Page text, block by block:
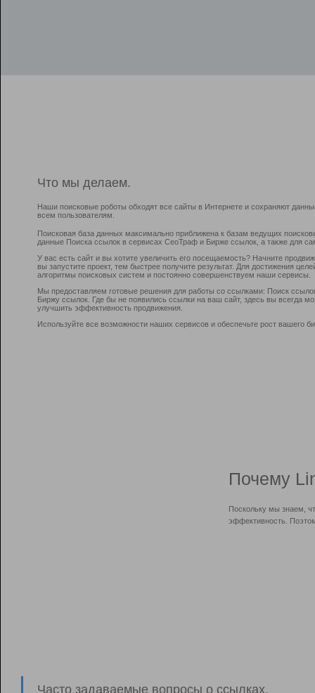
Что мы делаем.
Наши поисковые роботы обходят все сайты в Интернете и сохраняют
всем пользователям.
Поисковая база данных максимально приближена к базам ведущих
данные Поиска ссылок в сервисах СеоТраф и Бирже ссылок, а также для
У вас есть сайт и вы хотите увеличить его посещаемость? Начните
вы запустите проект, тем быстрее получите результат. Для достижения
алгоритмы поисковых систем и постоянно совершенствуем наши сервисы.
Мы предоставляем готовые решения для работы со ссылками: Поиск
Биржу ссылок. Где бы не появились ссылки на ваш сайт, здесь вы всегда
улучшить эффективность продвижения.
Используйте все возможности наших сервисов и обеспечьте рост вашего
Почему
Поскольку мы знаем,
эффективность.
Часто задаваемые вопросы о ссылках.